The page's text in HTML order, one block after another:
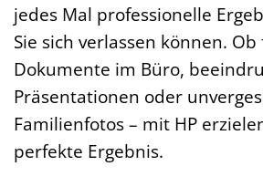
jedes Mal professionelle
Sie sich verlassen können.
Dokumente im Büro,
Präsentationen oder
Familienfotos – mit HP
perfekte Ergebnis.